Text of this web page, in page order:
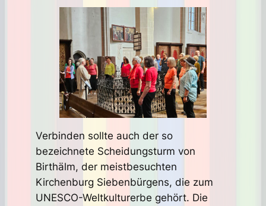
Verbinden sollte auch der so
bezeichnete Scheidungsturm von
Birthälm, der meistbesuchten
Kirchenburg Siebenbürgens, die zum
UNESCO-Weltkulturerbe gehört. Die